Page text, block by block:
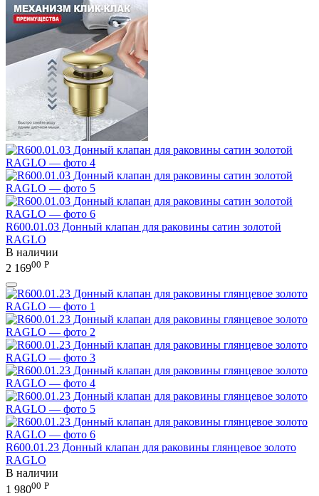
R600.01.03 Донный клапан для раковины сатин золотой
RAGLO
В наличии
2 16900 Р
R600.01.23 Донный клапан для раковины глянцевое золото
RAGLO
В наличии
1 98000 Р